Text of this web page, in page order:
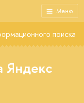
Меню
поиска
Яндекс